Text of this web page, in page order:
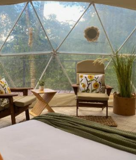
Rica
de Aves en Costa Rica
CFA